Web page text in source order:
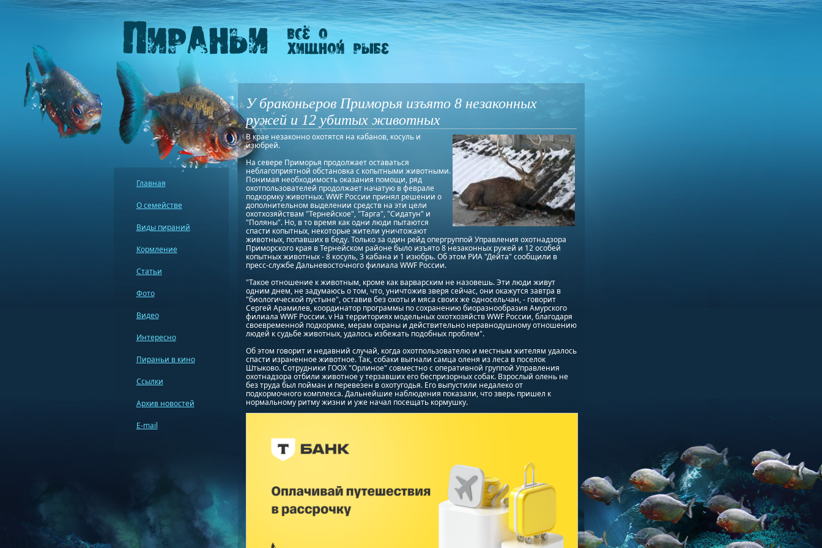
У браконьеров Приморья изъято 8 незаконных
ружей и 12 убитых животных
В крае незаконно охотятся на кабанов, косуль и
изюбрей.
На севере Приморья продолжает оставаться
неблагоприятной обстановка с копытными животными.
Понимая необходимость оказания помощи, ряд
охотпользователей продолжает начатую в феврале
подкормку животных. WWF России принял решении о
дополнительном выделении средств на эти цели
охотхозяйствам "Тернейское", "Тарга", "Сидатун" и
"Поляны". Но, в то время как одни люди пытаются
спасти копытных, некоторые жители уничтожают
животных, попавших в беду. Только за один рейд опергруппой Управления охотнадзора
Приморского края в Тернейском районе было изъято 8 незаконных ружей и 12 особей
копытных животных - 8 косуль, 3 кабана и 1 изюбрь. Об этом РИА "Дейта" сообщили в
пресс-службе Дальневосточного филиала WWF России.
"Такое отношение к животным, кроме как варварским не назовешь. Эти люди живут
одним днем, не задумаюсь о том, что, уничтожив зверя сейчас, они окажутся завтра в
"биологической пустыне", оставив без охоты и мяса своих же односельчан, - говорит
Сергей Арамилев, координатор программы по сохранению биоразнообразия Амурского
филиала WWF России. v На территориях модельных охотхозяйств WWF России, благодаря
своевременной подкормке, мерам охраны и действительно неравнодушному отношению
людей к судьбе животных, удалось избежать подобных проблем".
Об этом говорит и недавний случай, когда охотпользователю и местным жителям удалось
спасти израненное животное. Так, собаки выгнали самца оленя из леса в поселок
Штыково. Сотрудники ГООХ "Орлиное" совместно с оперативной группой Управления
охотнадзора отбили животное у терзавших его беспризорных собак. Взрослый олень не
без труда был пойман и перевезен в охотугодья. Его выпустили недалеко от
подкормочного комплекса. Дальнейшие наблюдения показали, что зверь пришел к
нормальному ритму жизни и уже начал посещать кормушку.
Главная
О семействе
Виды пираний
Кормление
Статьи
Фото
Видео
Интересно
Пираньи в кино
Ссылки
Архив новостей
E-mail